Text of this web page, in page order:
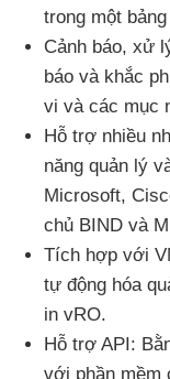
trong một
Cảnh báo, xử
báo và khắc
vi và các mục
Hỗ trợ nhiều
năng quản lý
Microsoft,
chủ BIND và
Tích hợp với
tự động hóa
in vRO.
Hỗ trợ API:
với phần mềm